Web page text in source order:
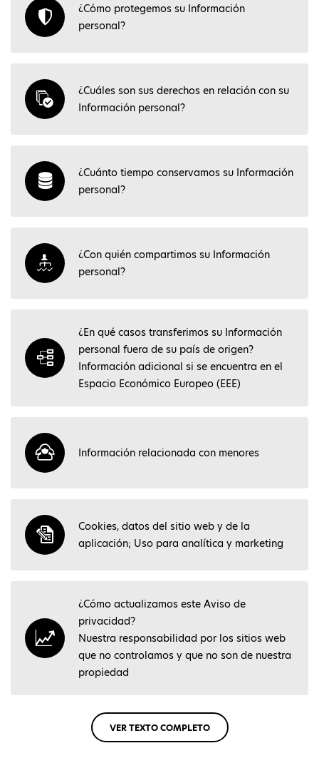
¿Cómo protegemos su Información
personal?
¿Cuáles son sus derechos en relación con su
Información personal?
¿Cuánto tiempo conservamos su Información
personal?
¿Con quién compartimos su Información
personal?
¿En qué casos transferimos su Información
personal fuera de su país de origen?
Información adicional si se encuentra en el
Espacio Económico Europeo (EEE)
Información relacionada con menores
Cookies, datos del sitio web y de la
aplicación; Uso para analítica y marketing
¿Cómo actualizamos este Aviso de
privacidad?
Nuestra responsabilidad por los sitios web
que no controlamos y que no son de nuestra
propiedad
VER TEXTO COMPLETO